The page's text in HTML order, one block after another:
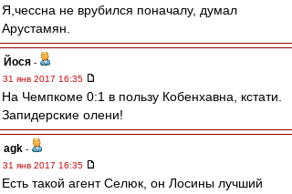
Я,чессна не врубился поначалу, думал
Арустамян.
Йося -
31 янв 2017 16:35
На Чемпкоме 0:1 в пользу Кобенхавна, кстати.
Запидерские олени!
agk -
31 янв 2017 16:35
Есть такой агент Селюк, он Лосины лучший